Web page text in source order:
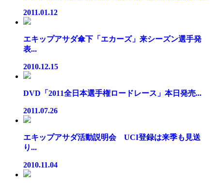
2011.01.12
エキップアサダ傘下「エカーズ」来シーズン選手発
表...
2010.12.15
DVD「2011全日本選手権ロードレース」本日発売...
2011.07.26
エキップアサダ活動説明会 UCI登録は来季も見送
り...
2010.11.04